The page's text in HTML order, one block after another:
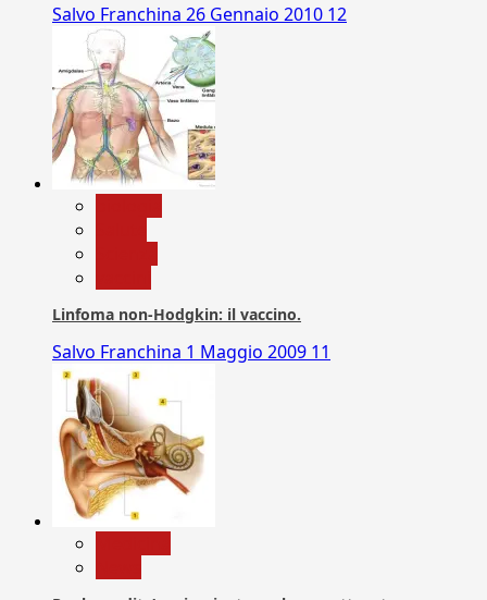
Salvo Franchina 26 Gennaio 2010 12
Linfoma non-Hodgkin: il vaccino.
Salvo Franchina 1 Maggio 2009 11